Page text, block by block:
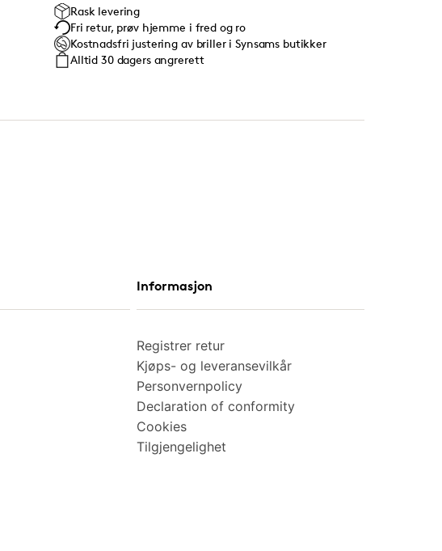
Rask levering
Fri retur, prøv hjemme i fred og ro
Kostnadsfri justering av briller i Synsams butikker
Alltid 30 dagers angrerett
Informasjon
Registrer retur
Kjøps- og leveransevilkår
Personvernpolicy
Declaration of conformity
Cookies
Tilgjengelighet